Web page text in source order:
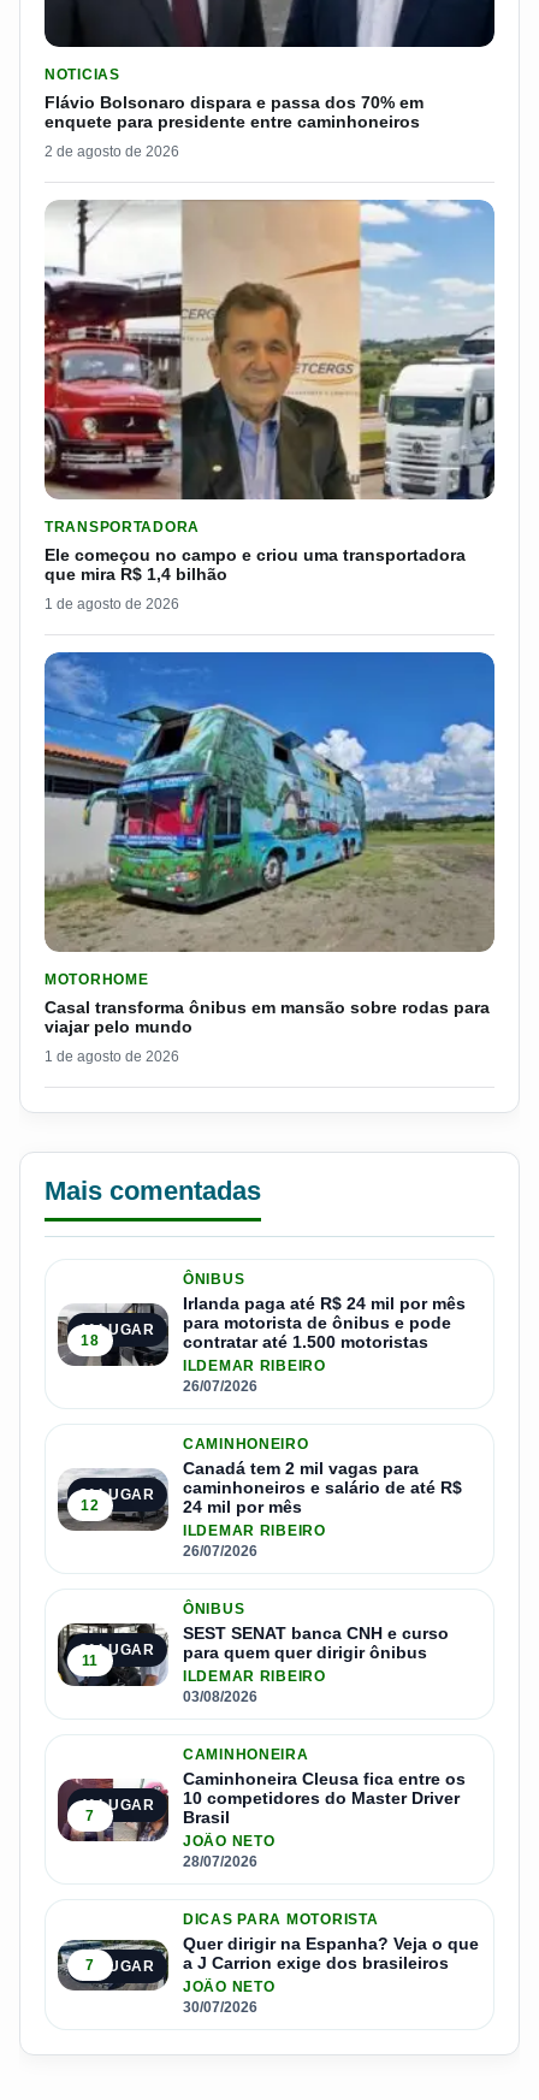
NOTICIAS
Flávio Bolsonaro dispara e passa dos 70% em
enquete para presidente entre caminhoneiros
2 de agosto de 2026
TRANSPORTADORA
Ele começou no campo e criou uma transportadora
que mira R$ 1,4 bilhão
1 de agosto de 2026
MOTORHOME
Casal transforma ônibus em mansão sobre rodas para
viajar pelo mundo
1 de agosto de 2026
Mais comentadas
1º LUGAR
18
ÔNIBUS
Irlanda paga até R$ 24 mil por mês
para motorista de ônibus e pode
contratar até 1.500 motoristas
ILDEMAR RIBEIRO
26/07/2026
2º LUGAR
12
CAMINHONEIRO
Canadá tem 2 mil vagas para
caminhoneiros e salário de até R$
24 mil por mês
ILDEMAR RIBEIRO
26/07/2026
3º LUGAR
11
ÔNIBUS
SEST SENAT banca CNH e curso
para quem quer dirigir ônibus
ILDEMAR RIBEIRO
03/08/2026
4º LUGAR
7
CAMINHONEIRA
Caminhoneira Cleusa fica entre os
10 competidores do Master Driver
Brasil
JOÃO NETO
28/07/2026
5º LUGAR
7
DICAS PARA MOTORISTA
Quer dirigir na Espanha? Veja o que
a J Carrion exige dos brasileiros
JOÃO NETO
30/07/2026